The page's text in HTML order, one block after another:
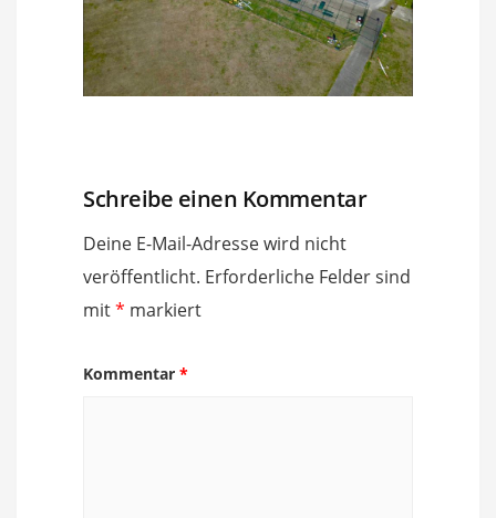
Schreibe einen Kommentar
Deine E-Mail-Adresse wird nicht
veröffentlicht. Erforderliche Felder sind
mit* markiert
Kommentar *